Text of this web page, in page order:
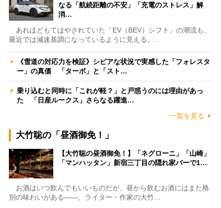
なる「航続距離の不安」「充電のストレス」解
消…
あれほどもてはやされていた「EV（BEV）シフト」の潮流も、
最近では減速基調になっているように見える。…
《雪道の対応力を検証》シビアな状況で実感した「フォレスタ
ー」の真価 「ターボ」と「スト…
乗り込むと同時に「これが軽？」と戸惑うのには理由があっ
た 「日産ルークス」さらなる躍進…
一覧を見る
大竹聡の「昼酒御免！」
【大竹聡の昼酒御免！】「ネグローニ」「山崎」
「マンハッタン」新宿三丁目の隠れ家バーで1…
お酒はいつ飲んでもいいものだが、昼から飲むお酒にはまた格
別の味わいがある――。ライター・作家の大竹…